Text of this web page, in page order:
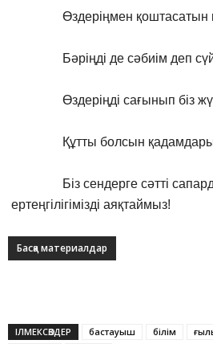
Өздеріңмен қоштасатын
Бәріңді де сәбиім деп
Өздеріңді сағынып біз
Құтты болсын қадамдарың
Біз сендерге сәтті сапарды
ертеңгілігімізді аяқтаймыз!
Басқа материалдар
ІЛМЕКСӨЗДЕР бастауыш білім